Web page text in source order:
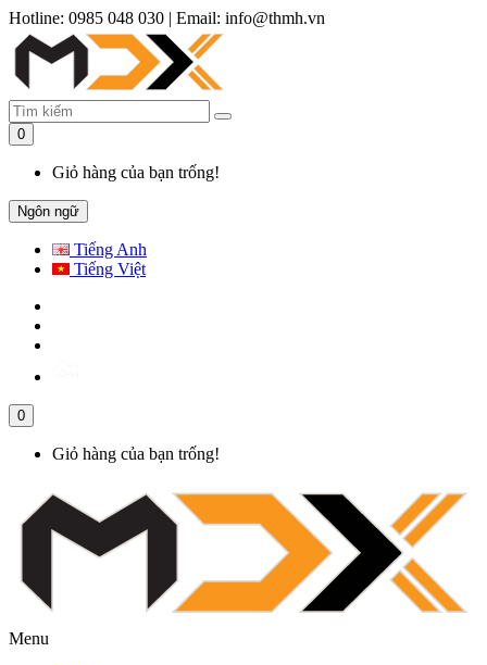
Hotline: 0985 048 030 | Email: info@thmh.vn
0
Giỏ hàng của bạn trống!
Ngôn ngữ
Tiếng Anh
Tiếng Việt
0
Giỏ hàng của bạn trống!
Menu